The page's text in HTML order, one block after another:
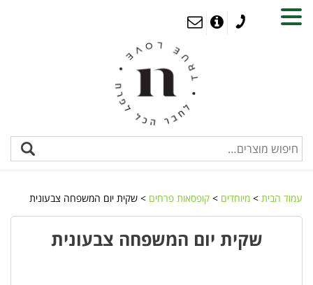
עמוד הבית > מיוחדים > קופסאות פרחים > שקית יום המשפחה צבעונית
שקית יום המשפחה צבעונית